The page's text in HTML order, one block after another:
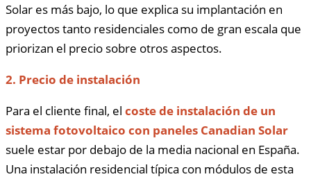
Solar es más bajo, lo que explica su implantación en
proyectos tanto residenciales como de gran escala que
priorizan el precio sobre otros aspectos.
2. Precio de instalación
Para el cliente final, el coste de instalación de un
sistema fotovoltaico con paneles Canadian Solar
suele estar por debajo de la media nacional en España.
Una instalación residencial típica con módulos de esta